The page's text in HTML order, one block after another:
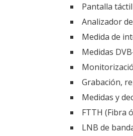
Pantalla
Analizador
Medida de
Medidas
Grabación,
Medidas y
FTTH (Fibra
LNB de